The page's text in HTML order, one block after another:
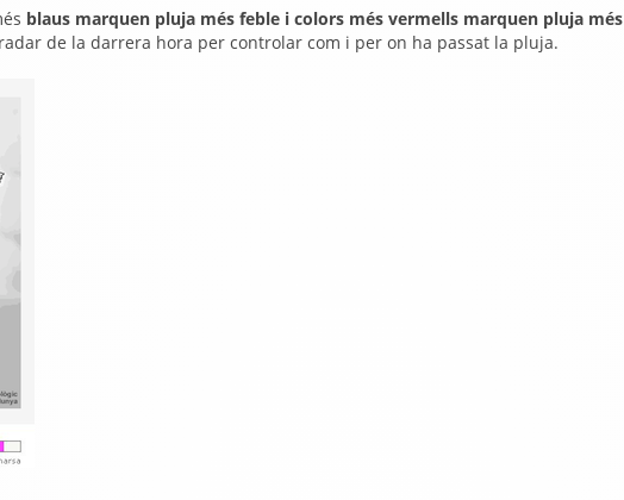
blaus marquen pluja més feble i colors més vermells marquen pluja més
de la darrera hora per controlar com i per on ha passat la pluja.